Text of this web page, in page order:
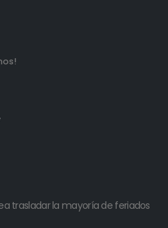
trasladar la mayoría de feriados